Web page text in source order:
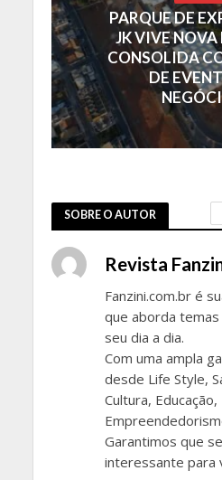
PARQUE DE
JK VIVE NOVA
CONSOLIDA
DE
SOBRE O AUTOR
Revista
Fanzini.com.br é
que aborda
seu dia a dia.
Com uma ampla
desde Life Style,
Cultura, Educação,
Garantimos que
interessante para